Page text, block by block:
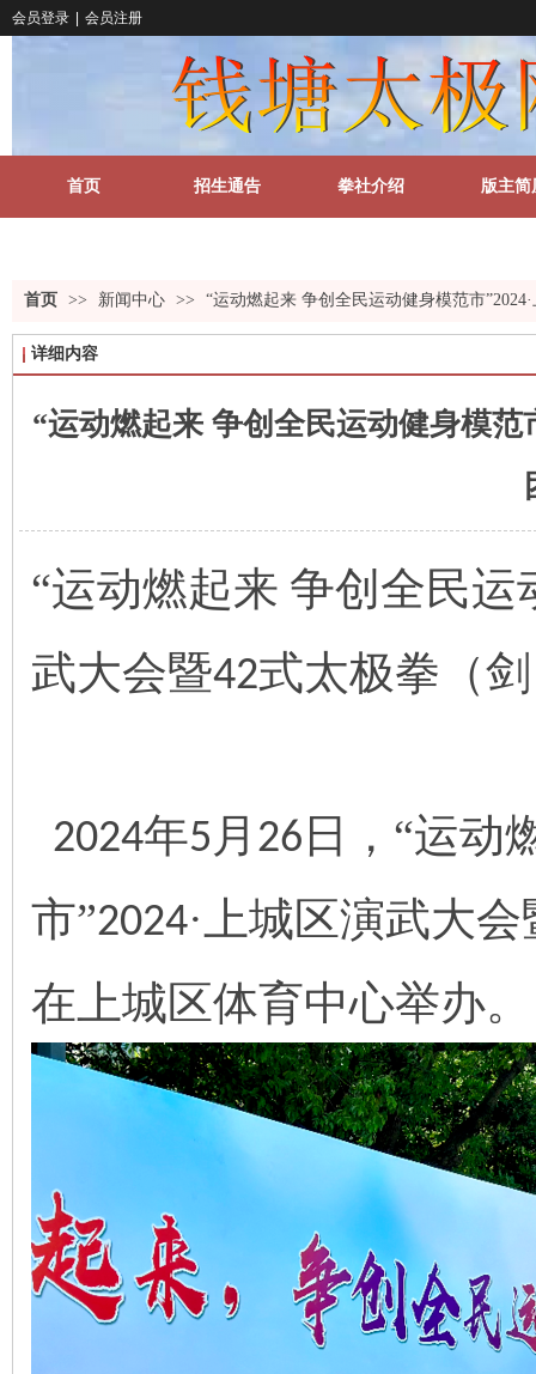
会员登录 会员注册
首页 招生通告 拳社介绍 版主简
首页 >> 新闻中心 >> “运动燃起来 争创全民运动健身模范市
详细内容
“运动燃起来 争创全民运动健身模范
“运动燃起来 争创全民运
武大会暨42式太极拳（
2024年5 月 26 日，“运动
市”2024·上城区演武大会
在上城区体育中心举办。